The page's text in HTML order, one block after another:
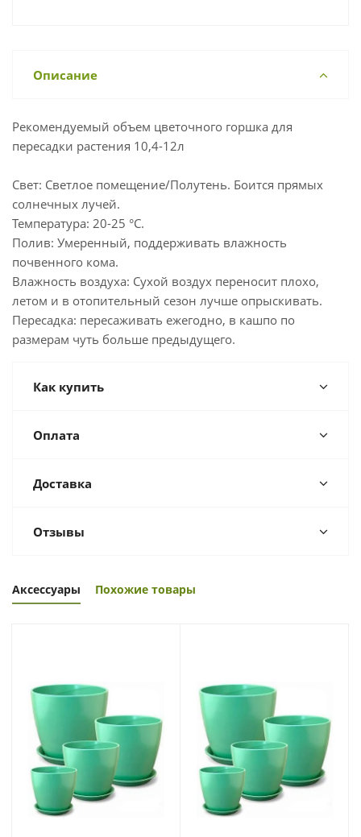
Описание
Рекомендуемый объем цветочного горшка для
пересадки растения 10,4-12л
Свет: Светлое помещение/Полутень. Боится прямых
солнечных лучей.
Температура: 20-25 °С.
Полив: Умеренный, поддерживать влажность
почвенного кома.
Влажность воздуха: Сухой воздух переносит плохо,
летом и в отопительный сезон лучше опрыскивать.
Пересадка: пересаживать ежегодно, в кашпо по
размерам чуть больше предыдущего.
Как купить
Оплата
Доставка
Отзывы
Аксессуары Похожие товары